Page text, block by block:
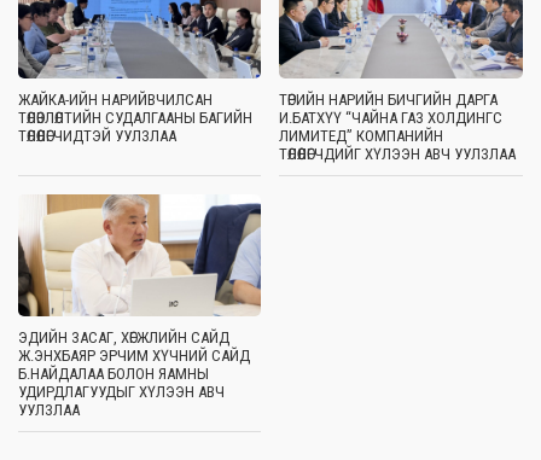
ЖАЙКА-ИЙН НАРИЙВЧИЛСАН
ТӨЛӨВЛӨЛТИЙН СУДАЛГААНЫ БАГИЙН
ТӨЛӨӨЛӨГЧИДТЭЙ УУЛЗЛАА
ТӨРИЙН НАРИЙН БИЧГИЙН ДАРГА
И.БАТХҮҮ “ЧАЙНА ГАЗ ХОЛДИНГС
ЛИМИТЕД” КОМПАНИЙН
ТӨЛӨӨЛӨГЧДИЙГ ХҮЛЭЭН АВЧ УУЛЗЛАА
ЭДИЙН ЗАСАГ, ХӨГЖЛИЙН САЙД
Ж.ЭНХБАЯР ЭРЧИМ ХҮЧНИЙ САЙД
Б.НАЙДАЛАА БОЛОН ЯАМНЫ
УДИРДЛАГУУДЫГ ХҮЛЭЭН АВЧ
УУЛЗЛАА